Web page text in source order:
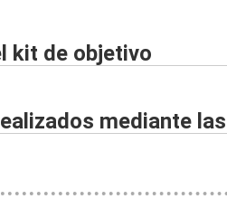
kit de objetivo
mediante